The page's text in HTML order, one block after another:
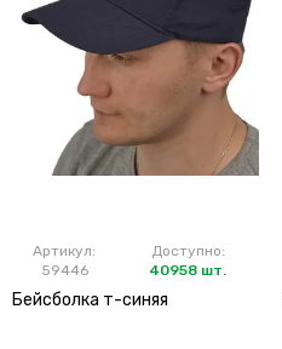
Артикул:
59446
Доступно:
40958 шт.
Бейсболка т-синяя